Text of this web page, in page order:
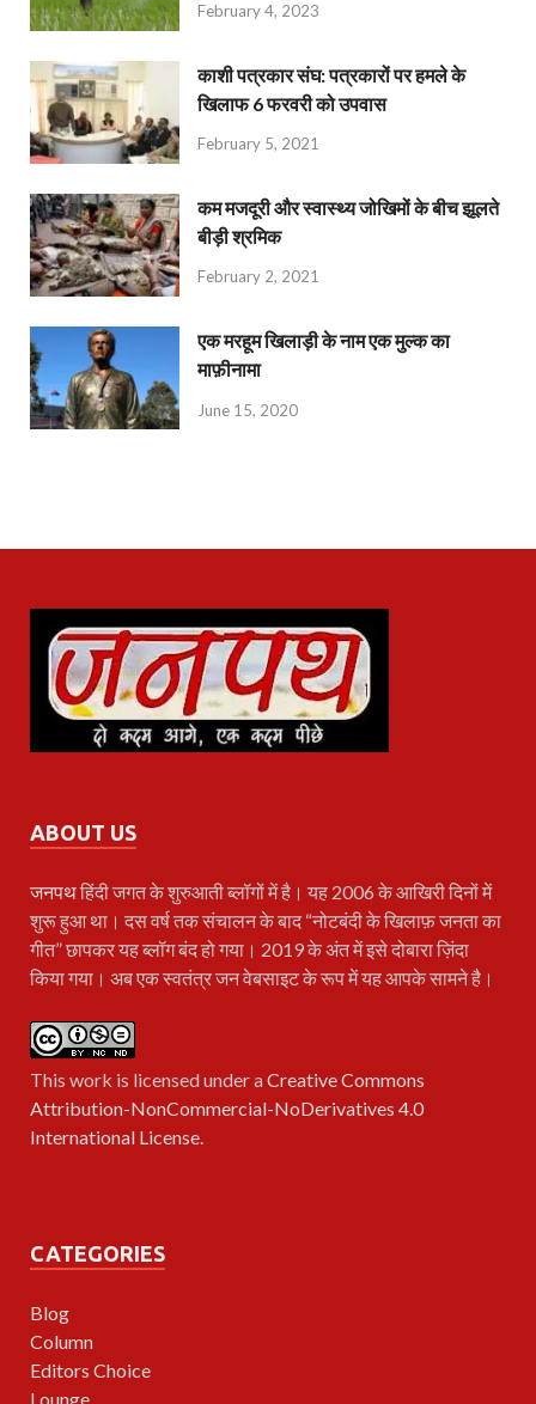
February 4, 2023
काशी पत्रकार संघ: पत्रकारों पर हमले के
खिलाफ 6 फरवरी को उपवास
February 5, 2021
कम मजदूरी और स्वास्थ्य जोखिमों के बीच झूलते
बीड़ी श्रमिक
February 2, 2021
एक मरहूम खिलाड़ी के नाम एक मुल्क का
माफ़ीनामा
June 15, 2020
ABOUT US
जनपथहिंदी जगत के शुरुआती ब्लॉगों में है। यह 2006 के आखिरी दिनों में
शुरू हुआ था। दस वर्ष तक संचालन के बाद “नोटबंदी के खिलाफ़ जनता का
गीत” छापकर यह ब्लॉग बंद हो गया। 2019 के अंत में इसे दोबारा ज़िंदा
किया गया। अब एक स्वतंत्र जन वेबसाइट के रूप में यह आपके सामने है।
This work is licensed under aCreative Commons
Attribution-NonCommercial-NoDerivatives 4.0
International License.
CATEGORIES
Blog
Column
Editors Choice
Lounge